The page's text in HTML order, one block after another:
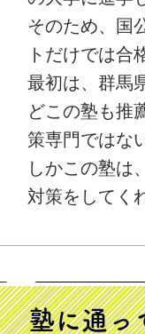
そのため、国
トだけでは合
最初は、群馬
どこの塾も推
策専門ではな
しかこの塾は
対策をしてく
塾に通っ